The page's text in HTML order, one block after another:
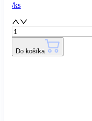
/ks
Do košíka